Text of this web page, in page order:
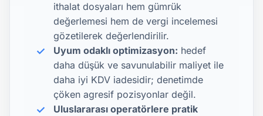
ithalat dosyaları hem gümrük
değerlemesi hem de vergi incelemesi
gözetilerek değerlendirilir.
Uyum odaklı optimizasyon: hedef
daha düşük ve savunulabilir maliyet ile
daha iyi KDV iadesidir; denetimde
çöken agresif pozisyonlar değil.
Uluslararası operatörlere pratik